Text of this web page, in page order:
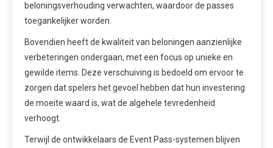
beloningsverhouding verwachten, waardoor de passes
toegankelijker worden.
Bovendien heeft de kwaliteit van beloningen aanzienlijke
verbeteringen ondergaan, met een focus op unieke en
gewilde items. Deze verschuiving is bedoeld om ervoor te
zorgen dat spelers het gevoel hebben dat hun investering
de moeite waard is, wat de algehele tevredenheid
verhoogt.
Terwijl de ontwikkelaars de Event Pass-systemen blijven